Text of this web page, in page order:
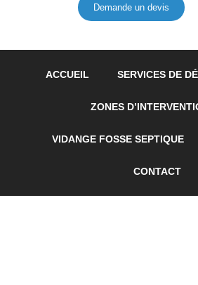
Demande un devis
ACCUEIL SERVICES DE
ZONES
VIDANGE FOSSE SEPTIQUE
CONTACT